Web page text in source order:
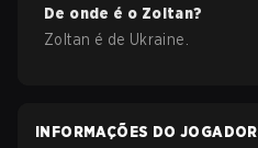
De onde é o Zoltan?
Zoltan é de Ukraine
INFORMAÇÕES DO JOGADOR